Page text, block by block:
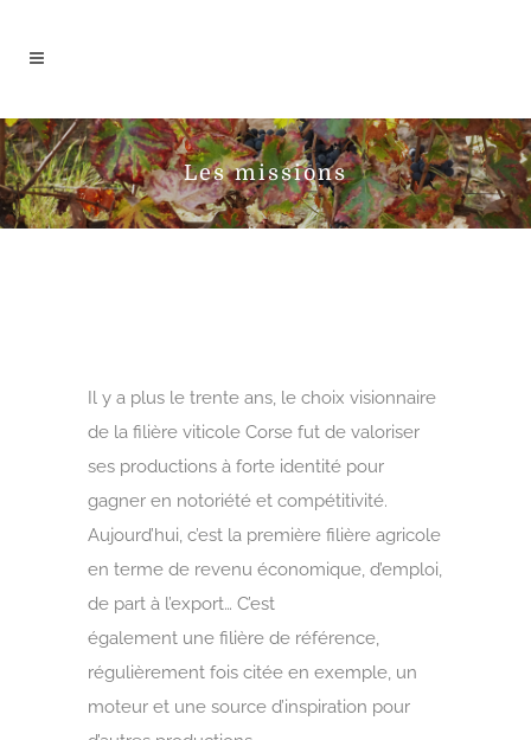
Les missions
Il y a plus le trente ans, le choix visionnaire
de la filière viticole Corse fut de valoriser
ses productions à forte identité pour
gagner en notoriété et compétitivité.
Aujourd’hui, c’est la première filière agricole
en terme de revenu économique, d’emploi,
de part à l’export… C’est
également une filière de référence,
régulièrement fois citée en exemple, un
moteur et une source d’inspiration pour